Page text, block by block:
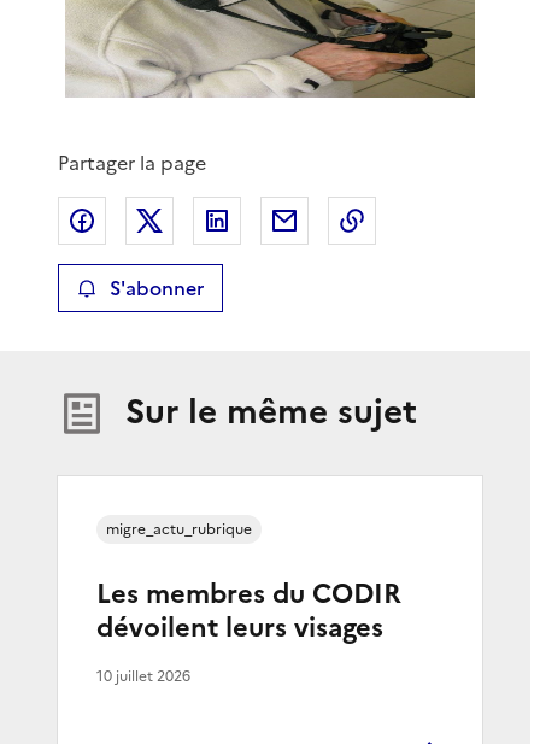
Partager la page
Partager sur Facebook
Partager sur XPartager sur LinkedIn
Partager par email
S'abonner
Sur le même sujet
Les membres du CODIR
dévoilent leurs visages
migre_actu_rubrique
10 juillet 2026